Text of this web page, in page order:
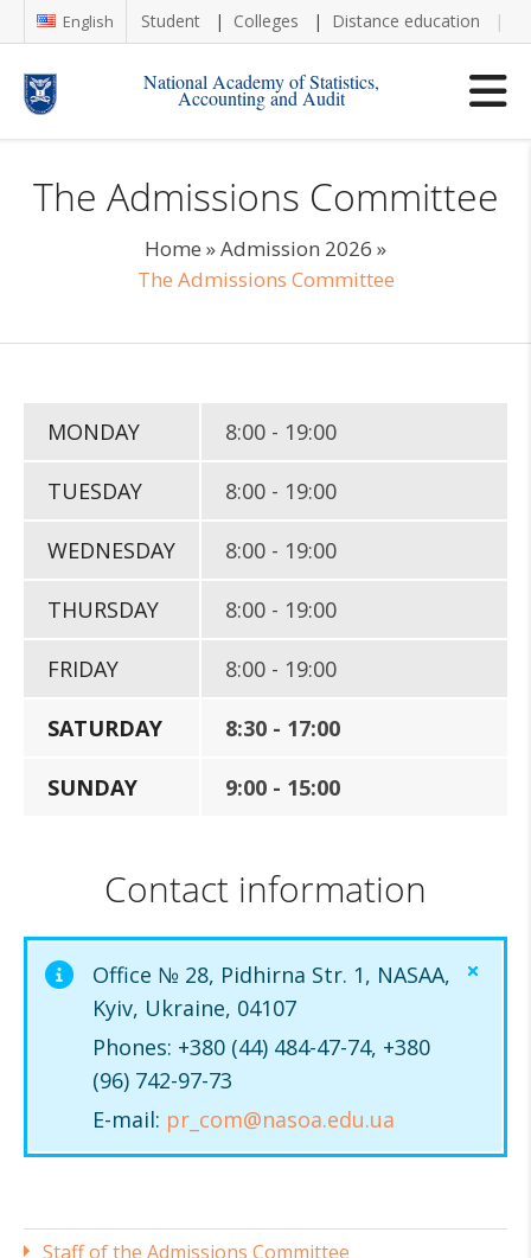
English Student Colleges Distance education
National Academy of Statistics,
Accounting and Audit
The Admissions Committee
Home »Admission 2026 »
The Admissions Committee
MONDAY 8:00 - 19:00
TUESDAY 8:00 - 19:00
WEDNESDAY 8:00 - 19:00
THURSDAY 8:00 - 19:00
FRIDAY 8:00 - 19:00
SATURDAY 8:30 - 17:00
SUNDAY 9:00 - 15:00
Contact information
Office № 28, Pidhirna Str. 1, NASAA,
Kyiv, Ukraine, 04107
Phones: +380 (44) 484-47-74, +380
(96) 742-97-73
E-mail: pr_com@nasoa.edu.ua
Staff of the Admissions Committee